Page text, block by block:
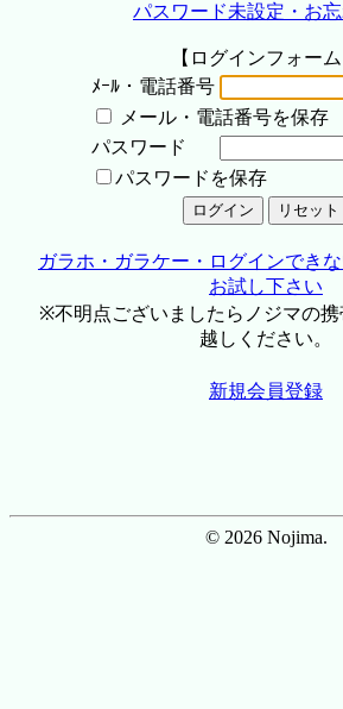
パスワード未設定・お
【ログインフォーム
ﾒｰﾙ・電話番号
メール・電話番号を保存
パスワード
パスワードを保存
ガラホ・ガラケー・ログインでき
お試し下さい
※不明点ございましたらノジマの
越しください。
新規会員登録
© 2026 Nojima.